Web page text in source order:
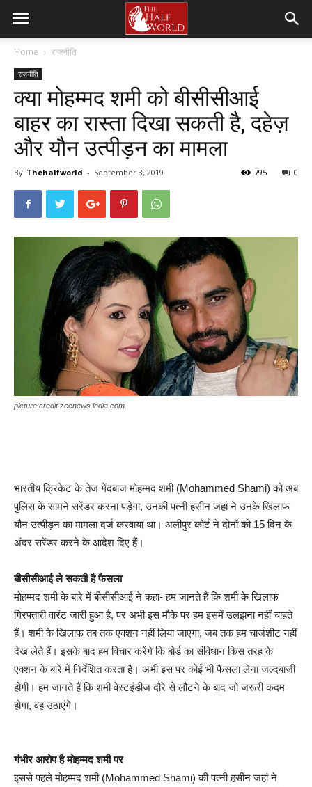
Home राजनीति
राजनीति
क्या मोहम्मद शमी को बीसीसीआई
बाहर का रास्ता दिखा सकती है, दहेज़
और यौन उत्पीड़न का मामला
By Thehalfworld - September 3, 2019 0
795
picture credit zeenews.india.com
भारतीय क्रिकेट के तेज गेंदबाज मोहम्मद शमी (Mohammed Shami) को अब
पुलिस के सामने सरेंडर करना पड़ेगा, उनकी पत्नी हसीन जहां ने उनके खिलाफ
यौन उत्पीड़न का मामला दर्ज करवाया था। अलीपुर कोर्ट ने दोनों को 15 दिन के
अंदर सरेंडर करने के आदेश दिए हैं।
बीसीसीआई ले सकती है फैसला
मोहम्मद शमी के बारे में बीसीसीआई ने कहा- हम जानते हैं कि शमी के खिलाफ
गिरफ्तारी वारंट जारी हुआ है, पर अभी इस मौके पर हम इसमें उलझना नहीं चाहते
हैं। शमी के खिलाफ तब तक एक्शन नहीं लिया जाएगा, जब तक हम चार्जशीट नहीं
देख लेते हैं। इसके बाद हम विचार करेंगे कि बोर्ड का संविधान किस तरह के
एक्शन के बारे में निर्देशित करता है। अभी इस पर कोई भी फैसला लेना जल्दबाजी
होगी। हम जानते हैं कि शमी वेस्टइंडीज दौरे से लौटने के बाद जो जरूरी कदम
होगा, वह उठाएंगे।
गंभीर आरोप है मोहम्मद शमी पर
इससे पहले मोहम्मद शमी (Mohammed Shami) की पत्नी हसीन जहां ने